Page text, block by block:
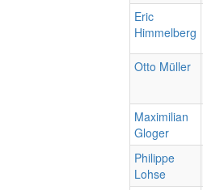
Eric
Himmelberg
Otto Müller
Maximilian
Gloger
Philippe
Lohse